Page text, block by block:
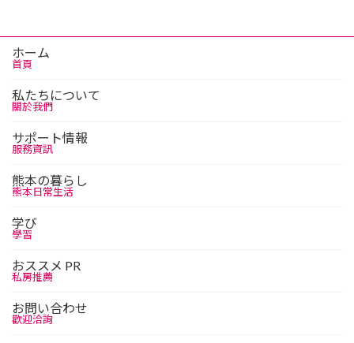
ホーム
首頁
私たちについて
關於我們
サポート情報
服務資訊
熊本の暮らし
熊本日常生活
学び
學習
おススメ PR
私房推薦
お問い合わせ
歡迎洽詢